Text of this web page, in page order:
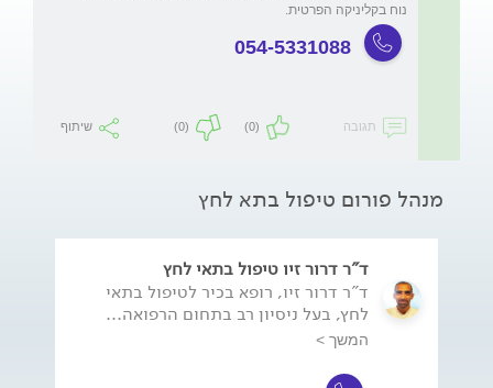
נוח בקליניקה הפרטית.
054-5331088
תגובה (0)
(0) שיתוף
מנהל פורום טיפול בתא לחץ
ד"ר דרור זיו טיפול בתאי לחץ
ד"ר דרור זיו, רופא בכיר לטיפול בתאי
לחץ, בעל ניסיון רב בתחום הרפואה...
המשך >